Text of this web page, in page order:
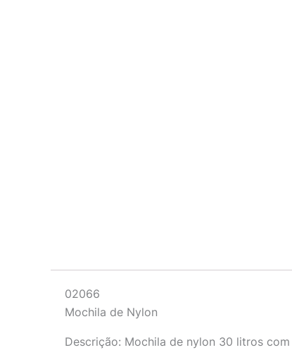
02066
Mochila de Nylon
Descrição: Mochila de nylon 30 litros